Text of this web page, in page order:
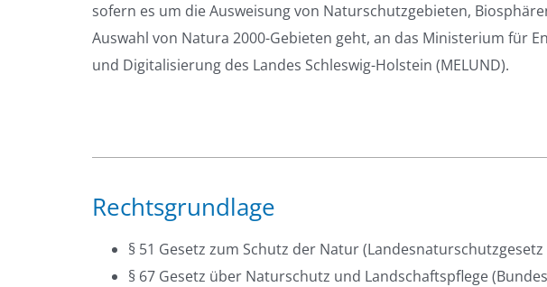
sofern es um die Ausweisung von Naturschutzgebieten,
Auswahl von Natura 2000-Gebieten geht, an das Ministerium für
und Digitalisierung des Landes Schleswig-Holstein (MELUND).
Rechtsgrundlage
§ 51 Gesetz zum Schutz der Natur (Landesnaturschutzgesetz
§ 67 Gesetz über Naturschutz und Landschaftspflege